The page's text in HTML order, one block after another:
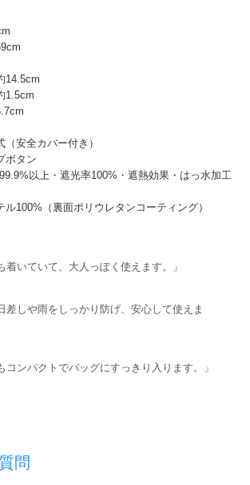
14.5cm
1.5cm
安全カバー付き）
ボタン
以上・遮光率100%・遮熱効果・はっ水加工
ル100%（裏面ポリウレタンコーティング）
着いていて、大人っぽく使えます。」
差しや雨をしっかり防げ、安心して使えま
コンパクトでバッグにすっきり入ります。」
問